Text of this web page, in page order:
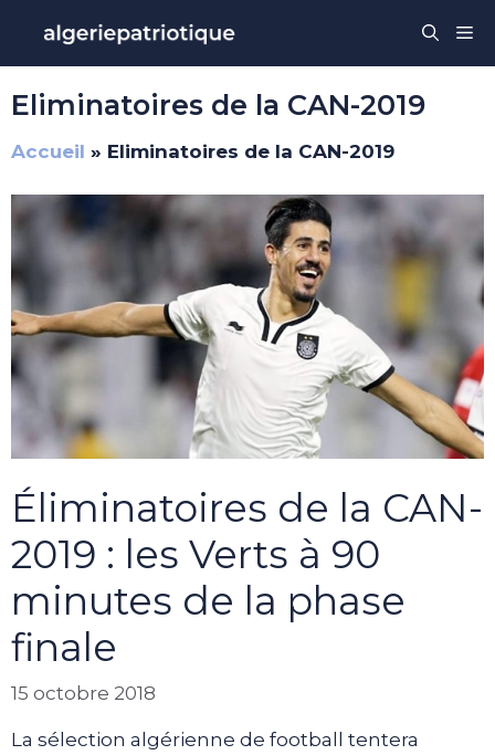
contenu
Eliminatoires de la CAN-2019
Accueil » Eliminatoires de la CAN-2019
Éliminatoires de la CAN-
2019 : les Verts à 90
minutes de la phase
finale
15 octobre 2018
La sélection algérienne de football tentera